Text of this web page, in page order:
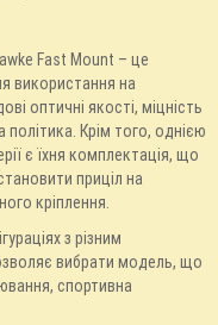
Fast Mount – це
використання на
оптичні якості, міцність
політика. Крім того, однією
є їхня комплектація, що
приціл на
кріплення.
з різним
вибрати модель, що
спортивна